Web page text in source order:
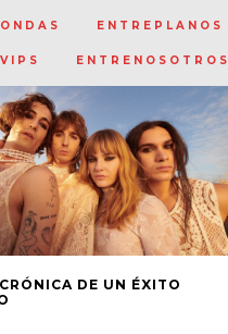
ENTREPLANOS
ENTRENOSOTROS
DE UN ÉXITO